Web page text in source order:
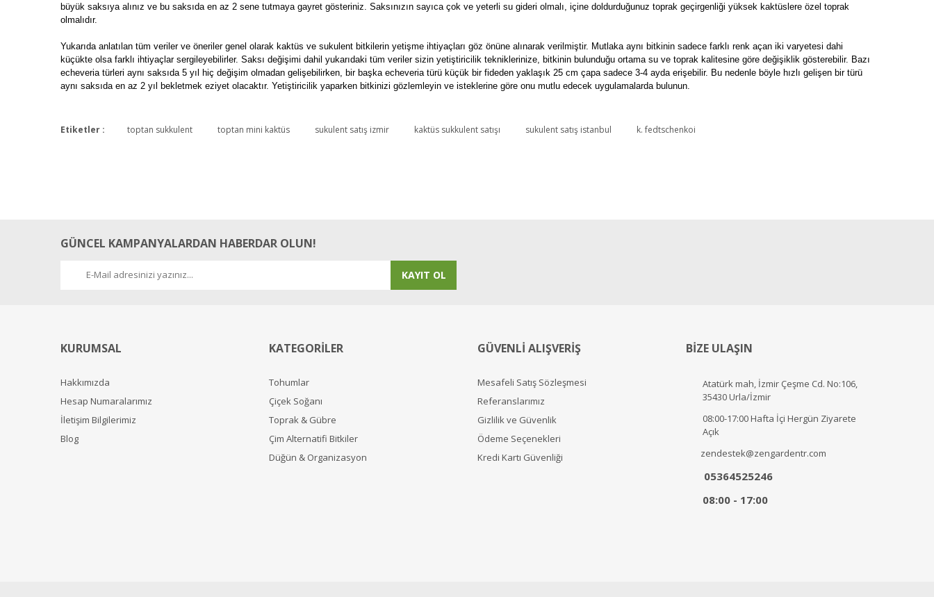
büyük saksıya alınız ve bu saksıda en az 2 sene tutmaya gayret gösteriniz. Saksınızın sayıca çok ve yeterli su gideri olmalı, içine doldurduğunuz toprak geçirgenliği yüksek kaktüslere özel toprak
olmalıdır.
Yukarıda anlatılan tüm veriler ve öneriler genel olarak kaktüs ve sukulent bitkilerin yetişme ihtiyaçları göz önüne alınarak verilmiştir. Mutlaka aynı bitkinin sadece farklı renk açan iki varyetesi dahi
küçükte olsa farklı ihtiyaçlar sergileyebilirler. Saksı değişimi dahil yukarıdaki tüm veriler sizin yetiştiricilik tekniklerinize, bitkinin bulunduğu ortama su ve toprak kalitesine göre değişiklik gösterebilir. Bazı
echeveria türleri aynı saksıda 5 yıl hiç değişim olmadan gelişebilirken, bir başka echeveria türü küçük bir fideden yaklaşık 25 cm çapa sadece 3-4 ayda erişebilir. Bu nedenle böyle hızlı gelişen bir türü
aynı saksıda en az 2 yıl bekletmek eziyet olacaktır. Yetiştiricilik yaparken bitkinizi gözlemleyin ve isteklerine göre onu mutlu edecek uygulamalarda bulunun.
Etiketler : toptan sukkulent toptan mini kaktüs sukulent satış izmir kaktüs sukkulent satışı sukulent satış istanbul k. fedtschenkoi
GÜNCEL KAMPANYALARDAN HABERDAR OLUN!
KAYIT OL
KURUMSAL
Hakkımızda
Hesap Numaralarımız
İletişim Bilgilerimiz
Blog
KATEGORİLER
Tohumlar
Çiçek Soğanı
Toprak & Gübre
Çim Alternatifi Bitkiler
Düğün & Organizasyon
GÜVENLİ ALIŞVERİŞ
Mesafeli Satış Sözleşmesi
Referanslarımız
Gizlilik ve Güvenlik
Ödeme Seçenekleri
Kredi Kartı Güvenliği
BİZE ULAŞIN
Atatürk mah, İzmir Çeşme Cd. No:106,
35430 Urla/İzmir
08:00-17:00 Hafta İçi Hergün Ziyarete
Açık
zendestek@zengardentr.com
05364525246
08:00 - 17:00